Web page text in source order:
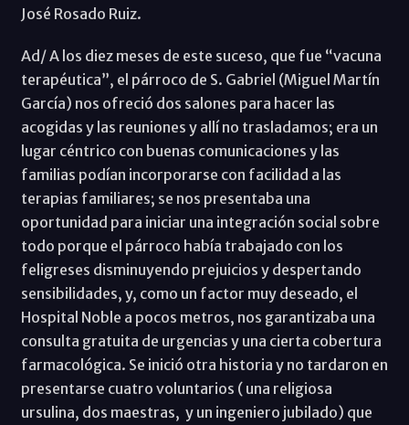
José Rosado Ruiz.
Ad/ A los diez meses de este suceso, que fue “vacuna
terapéutica”, el párroco de S. Gabriel (Miguel Martín
García) nos ofreció dos salones para hacer las
acogidas y las reuniones y allí no trasladamos; era un
lugar céntrico con buenas comunicaciones y las
familias podían incorporarse con facilidad a las
terapias familiares; se nos presentaba una
oportunidad para iniciar una integración social sobre
todo porque el párroco había trabajado con los
feligreses disminuyendo prejuicios y despertando
sensibilidades, y, como un factor muy deseado, el
Hospital Noble a pocos metros, nos garantizaba una
consulta gratuita de urgencias y una cierta cobertura
farmacológica. Se inició otra historia y no tardaron en
presentarse cuatro voluntarios ( una religiosa
ursulina, dos maestras, y un ingeniero jubilado) que